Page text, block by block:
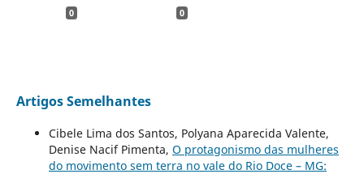
0 0
Artigos Semelhantes
Cibele Lima dos Santos, Polyana Aparecida Valente,
Denise Nacif Pimenta, O protagonismo das mulheres
do movimento sem terra no vale do Rio Doce – MG: